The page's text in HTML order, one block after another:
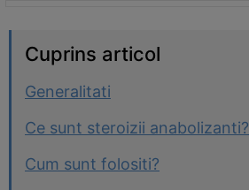
Cuprins articol
Generalitati
Ce sunt steroizii anabolizanti?
Cum sunt folositi?